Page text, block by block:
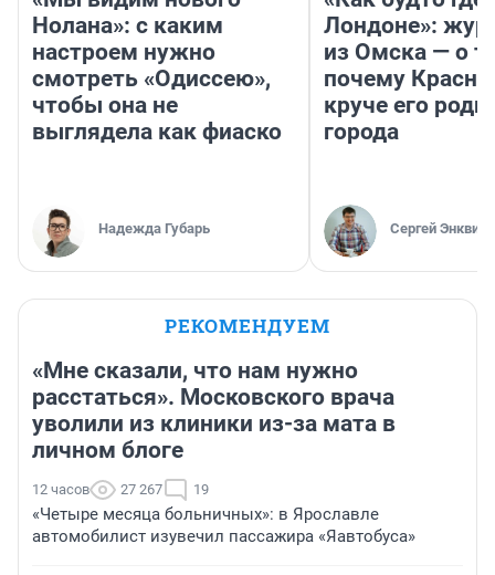
Нолана»: с каким
настроем нужно
смотреть «Одиссею»,
чтобы она не
выглядела как фиаско
Надежда Губарь
Лондоне»:
из Омска — о
почему
круче его
города
Сергей Энквист
РЕКОМЕНДУЕМ
«Мне сказали, что нам нужно
расстаться». Московского врача
уволили из клиники из-за мата в
личном блоге
12 часов 27 267 19
«Четыре месяца больничных»: в Ярославле
автомобилист изувечил пассажира «Яавтобуса»